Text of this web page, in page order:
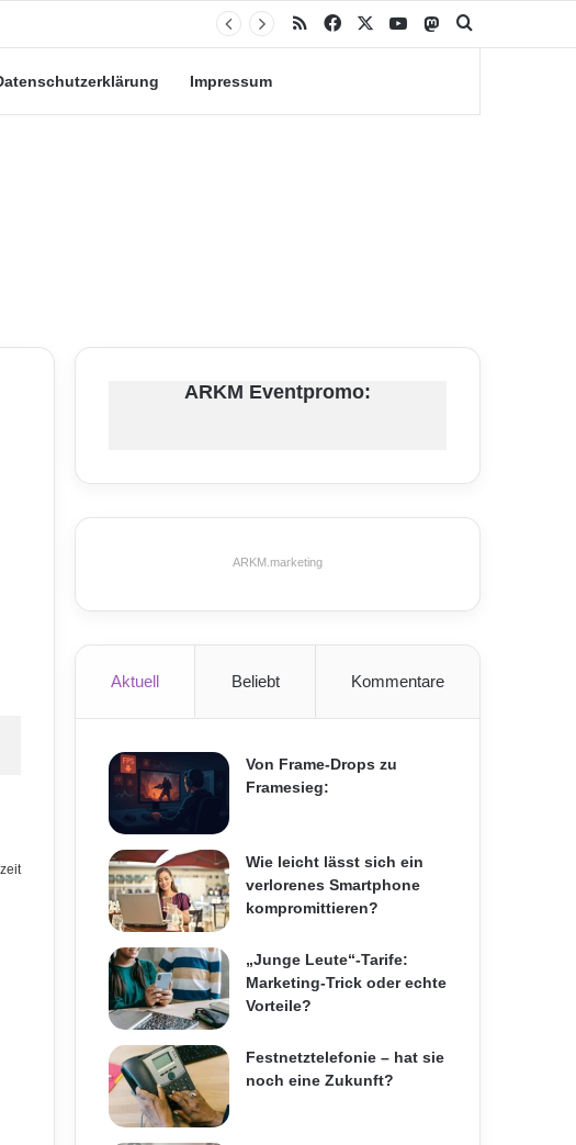
RSS Facebook YouTubeMastodon
Impressum
ARKM Eventpromo:
ARKM.marketing
Aktuell Beliebt Kommentare
Von Frame-Drops zu
Framesieg:
Wie leicht lässt sich ein
verlorenes Smartphone
kompromittieren?
„Junge Leute“-Tarife:
Marketing-Trick oder echte
Vorteile?
Festnetztelefonie – hat sie
noch eine Zukunft?